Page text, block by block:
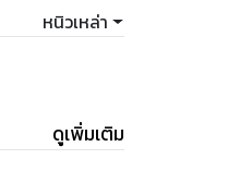
หนิวเหล่า
ดูเพิ่มเติม